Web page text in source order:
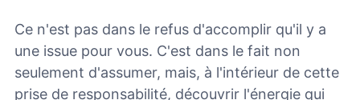
Ce n'est pas dans le refus d'accomplir qu'il y a
une issue pour vous. C'est dans le fait non
seulement d'assumer, mais, à l'intérieur de cette
prise de responsabilité, découvrir l'énergie qui